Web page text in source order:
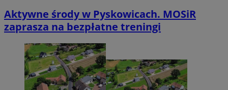
Aktywne środy w Pyskowicach. MOSiR
zaprasza na bezpłatne treningi